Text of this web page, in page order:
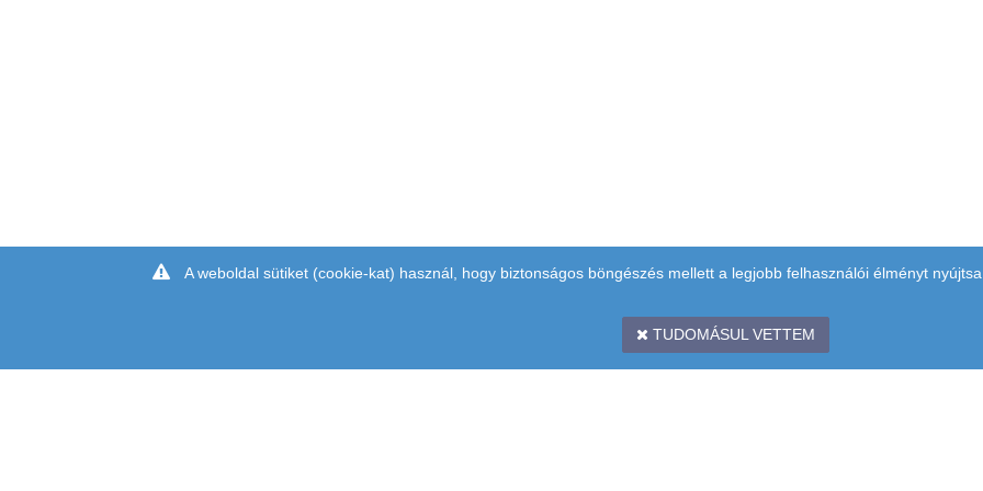
A weboldal sütiket (cookie-kat) használ, hogy biztonságos böngészés mellett a legjobb felhasználói élményt
TUDOMÁSUL VETTEM